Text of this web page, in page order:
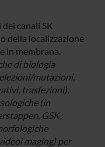
canali SK
della localizzazione
in membrana.
di biologia
mutazioni,
trasfezioni),
(in
GSK,
maging) per